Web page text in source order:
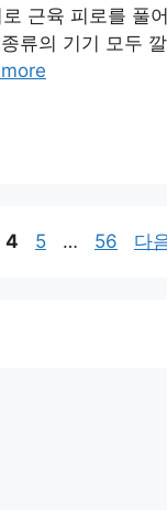
근육 피로를 풀
류의 기기 모두
페
4
페
5 …
페
56 다